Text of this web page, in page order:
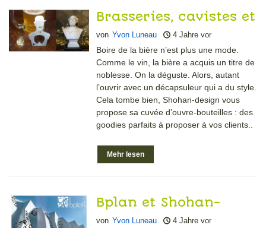
Brasseries, cavistes et
bars à bières,
pourquoi ne pas
proposer des
décapsuleurs
originaux à vos
clients ?
von Yvon Luneau 4 Jahre vor
Boire de la bière n’est plus une mode.
Comme le vin, la bière a acquis un titre de
noblesse. On la déguste. Alors, autant
l’ouvrir avec un décapsuleur qui a du style.
Cela tombe bien, Shohan-design vous
propose sa cuvée d’ouvre-bouteilles : des
goodies parfaits à proposer à vos clients..
Mehr lesen
Bplan et Shohan-
design signe un
von Yvon Luneau 4 Jahre vor